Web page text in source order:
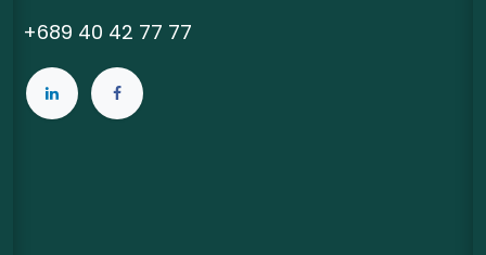
+689 40 42 77 77